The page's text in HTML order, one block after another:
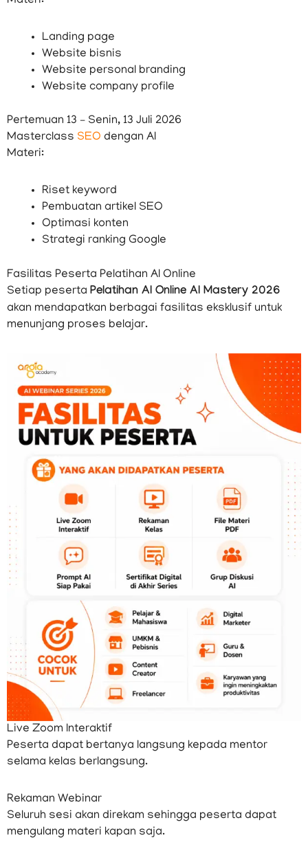
Landing page
Website bisnis
Website personal branding
Website company profile
Pertemuan 13 – Senin, 13 Juli 2026
Masterclass SEO dengan AI
Materi:
Riset keyword
Pembuatan artikel SEO
Optimasi konten
Strategi ranking Google
Fasilitas Peserta Pelatihan AI Online
Setiap peserta Pelatihan AI Online AI Mastery 2026
akan mendapatkan berbagai fasilitas eksklusif untuk
menunjang proses belajar.
Live Zoom Interaktif
Peserta dapat bertanya langsung kepada mentor
selama kelas berlangsung.
Rekaman Webinar
Seluruh sesi akan direkam sehingga peserta dapat
mengulang materi kapan saja.